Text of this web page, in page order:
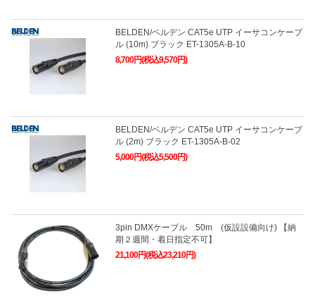
BELDEN/ベルデン CAT5e UTP イーサコンケーブ
ル (10m) ブラック ET-1305A-B-10
8,700円(税込9,570円)
BELDEN/ベルデン CAT5e UTP イーサコンケーブ
ル (2m) ブラック ET-1305A-B-02
5,000円(税込5,500円)
3pin DMXケーブル 50m (仮設設備向け) 【納
期２週間・着日指定不可】
21,100円(税込23,210円)